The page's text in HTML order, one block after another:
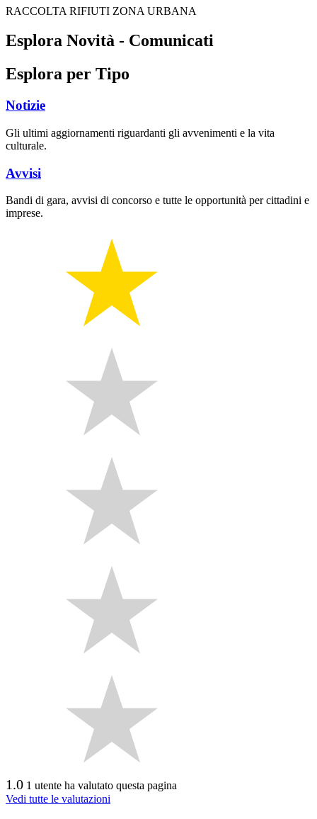
RACCOLTA RIFIUTI ZONA URBANA
Esplora Novità - Comunicati
Esplora per Tipo
Notizie
Gli ultimi aggiornamenti riguardanti gli avvenimenti e la vita
culturale.
Avvisi
Bandi di gara, avvisi di concorso e tutte le opportunità per cittadini e
imprese.
1.0 1 utente ha valutato questa pagina
Vedi tutte le valutazioni